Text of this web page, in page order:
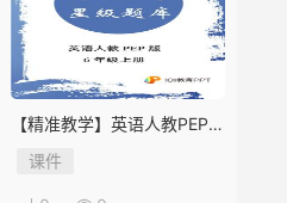
【精准教学】英语人教PEP版
6年级上册Unit 1★★★题库
课件